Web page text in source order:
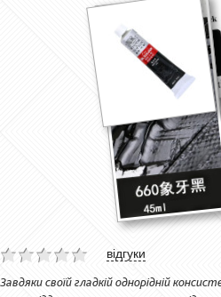
відгуки
Завдяки своїй гладкій однорідній